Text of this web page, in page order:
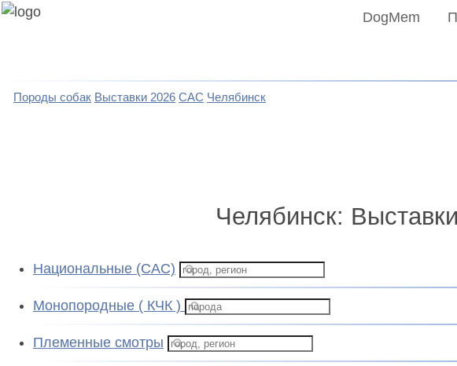
DogMem
Породы собак Выставки 2026 САС Челябинск
Челябинск:
Национальные (CAC)
Монопородные ( КЧК )
Племенные смотры